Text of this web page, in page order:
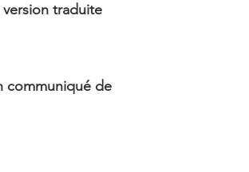
version traduite
communiqué de